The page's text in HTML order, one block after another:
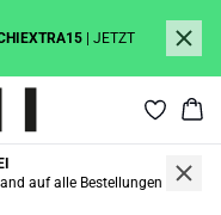
| JETZT
auf alle Bestellungen